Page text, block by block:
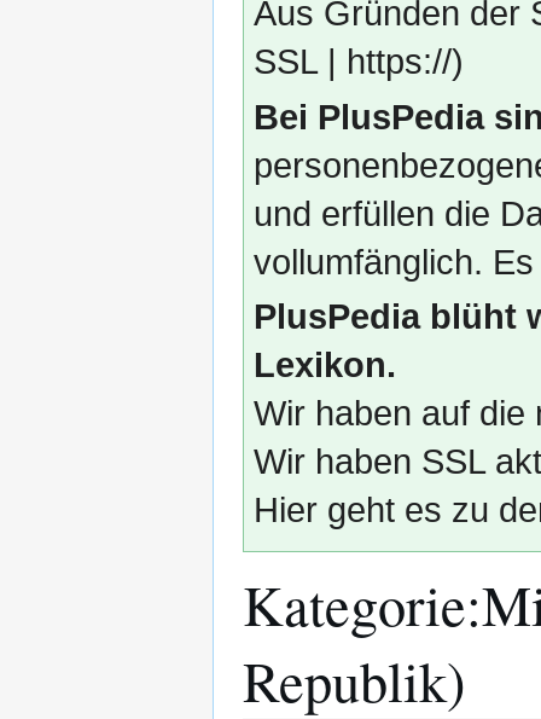
Aus Gründen der
SSL | https://)
Bei PlusPedia
und erfüllen die
vollumfänglich.
PlusPedia blüht
Lexikon.
Wir haben auf die
Wir haben SSL
Hier geht es zu
Kategorie:
Republik)